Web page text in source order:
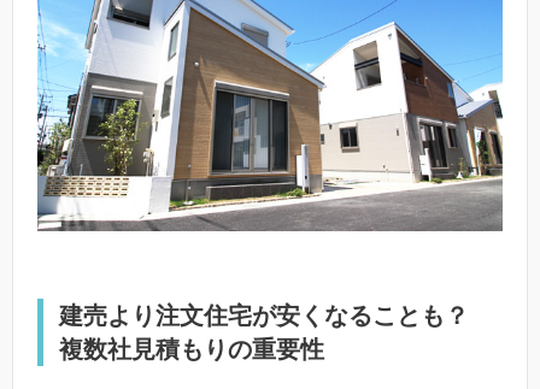
建売より注文住宅が安くなることも？
複数社見積もりの重要性